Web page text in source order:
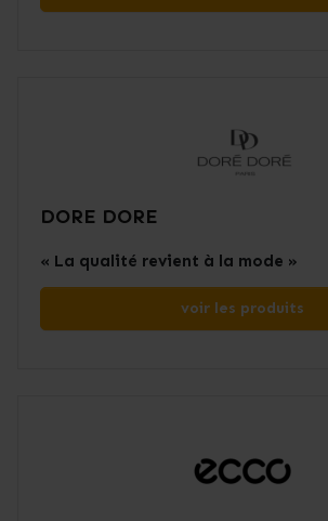
DORE DORE
« La qualité revient à la mode »
voir les produits